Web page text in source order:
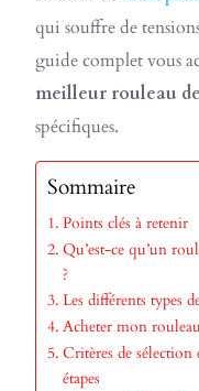
qui souffre de
guide complet vous
meilleur rouleau
spécifiques.
Sommaire
Points clés à retenir
Qu’est-ce qu’un
?
Les différents types
Acheter mon
Critères de sélection
étapes